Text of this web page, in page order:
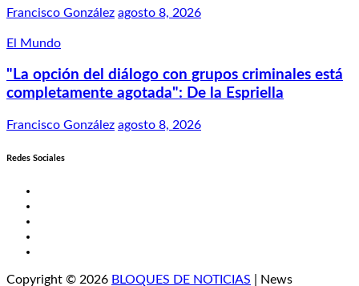
Francisco González agosto 8, 2026
El Mundo
"La opción del diálogo con grupos criminales está
completamente agotada": De la Espriella
Francisco González agosto 8, 2026
Redes Sociales
Copyright © 2026 BLOQUES DE NOTICIAS | News